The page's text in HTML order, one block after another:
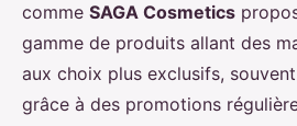
comme SAGA Cosmetics
gamme de produits allant des
aux choix plus exclusifs,
grâce à des promotions